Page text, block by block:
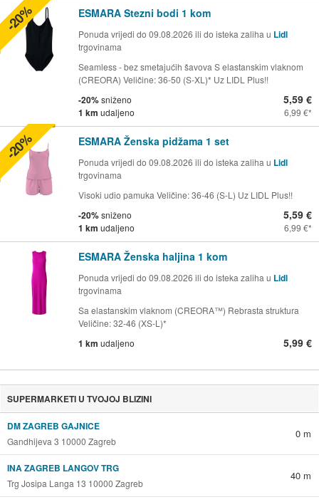
ESMARA Stezni bodi 1 kom
Ponuda vrijedi do 09.08.2026 ili do isteka zaliha u Lidl
trgovinama
Seamless - bez smetajućih šavova S elastanskim vlaknom
(CREORA) Veličine: 36-50 (S-XL)* Uz LIDL Plus!!
-20%sniženo
1 km udaljeno
5,59 €
6,99 €
-20%
ESMARA Ženska pidžama 1 set
Ponuda vrijedi do 09.08.2026 ili do isteka zaliha u Lidl
trgovinama
Visoki udio pamuka Veličine: 36-46 (S-L) Uz LIDL Plus!!
-20%sniženo
1 km udaljeno
5,59 €
6,99 €
-20%
ESMARA Ženska haljina 1 kom
Ponuda vrijedi do 09.08.2026 ili do isteka zaliha u Lidl
trgovinama
Sa elastanskim vlaknom (CREORA™) Rebrasta struktura
Veličine: 32-46 (XS-L)*
1 km udaljeno 5,99 €
SUPERMARKETI U TVOJOJ BLIZINI
DM ZAGREB GAJNICE
Gandhijeva 3 10000 Zagreb
0 m
INA ZAGREB LANGOV TRG
Trg Josipa Langa 13 10000 Zagreb
40 m